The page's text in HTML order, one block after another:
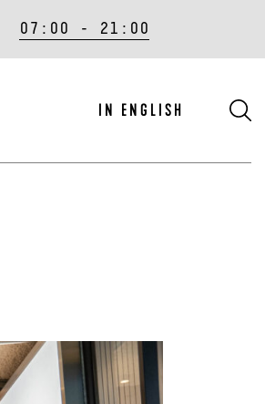
07:00 - 21:00
IN ENGLISH